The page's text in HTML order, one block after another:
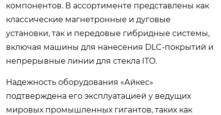
компонентов. В ассортименте представлены как
классические магнетронные и дуговые
установки, так и передовые гибридные системы,
включая машины для нанесения DLC-покрытий и
непрерывные линии для стекла ITO.
Надежность оборудования «Айкес»
подтверждена его эксплуатацией у ведущих
мировых промышленных гигантов, таких как